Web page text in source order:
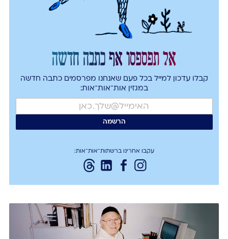
אל תפספסו אף כתבה חדשה
קבלו עדכון למייל בכל פעם שאנחנו מפרסמים כתבה חדשה
במגזין אות־אות־אות:
עקבו אחרינו ברשתות־אות־אות: